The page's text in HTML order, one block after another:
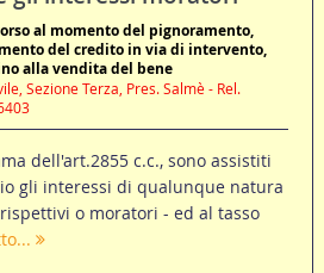
al momento del pignoramento,
del credito in via di intervento,
alla vendita del bene
Sezione Terza, Pres. Salmè - Rel.
dell'art.2855 c.c., sono assistiti
gli interessi di qualunque natura
o moratori - ed al tasso